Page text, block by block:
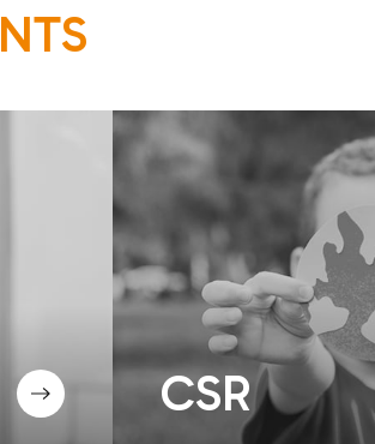
NTS
CSR